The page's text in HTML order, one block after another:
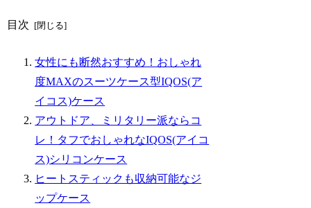
目次
女性にも断然おすすめ！おしゃれ
度MAXのスーツケース型IQOS(ア
イコス)ケース
アウトドア、ミリタリー派ならコ
レ！タフでおしゃれなIQOS(アイコ
ス)シリコンケース
ヒートスティックも収納可能なジ
ップケース